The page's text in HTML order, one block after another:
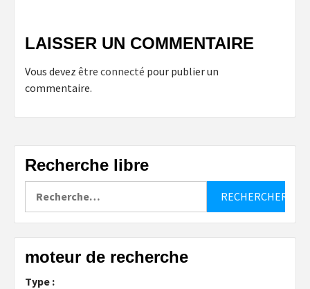
LAISSER UN COMMENTAIRE
Vous devez être connecté pour publier un
commentaire.
Recherche libre
moteur de recherche
Type :